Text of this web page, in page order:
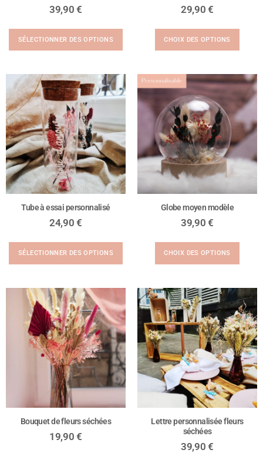
39,90€
SÉLECTIONNER DES OPTIONS
29,90€
CHOIX DES OPTIONS
Tube à essai personnalisé
24,90€
SÉLECTIONNER DES OPTIONS
Globe moyen modèle
39,90€
CHOIX DES OPTIONS
Bouquet de fleurs séchées
19,90€
Lettre personnalisée fleurs
séchées
39,90€